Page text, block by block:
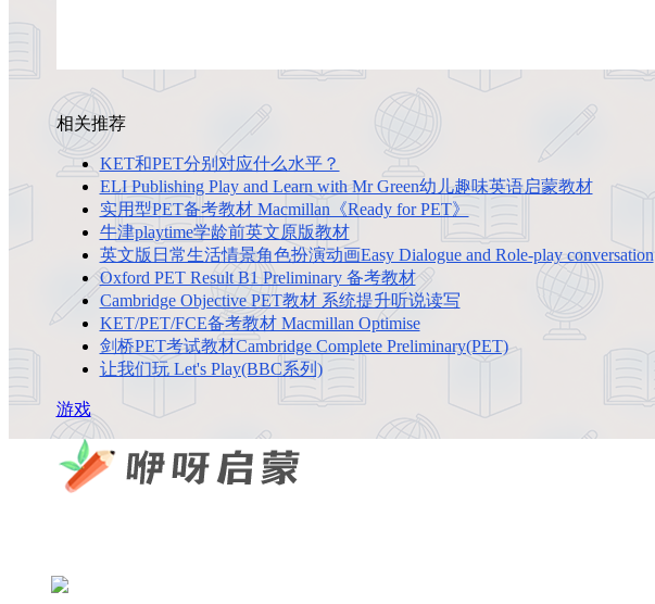
相关推荐
KET和PET分别对应什么水平？
ELI Publishing Play and Learn with Mr Green幼儿趣味英语启蒙教材
实用型PET备考教材 Macmillan《Ready for PET》
牛津playtime学龄前英文原版教材
英文版日常生活情景角色扮演动画Easy Dialogue and Role-play conversation
Oxford PET Result B1 Preliminary 备考教材
Cambridge Objective PET教材 系统提升听说读写
KET/PET/FCE备考教材 Macmillan Optimise
剑桥PET考试教材Cambridge Complete Preliminary(PET)
让我们玩 Let's Play(BBC系列)
游戏
扫码添加微信